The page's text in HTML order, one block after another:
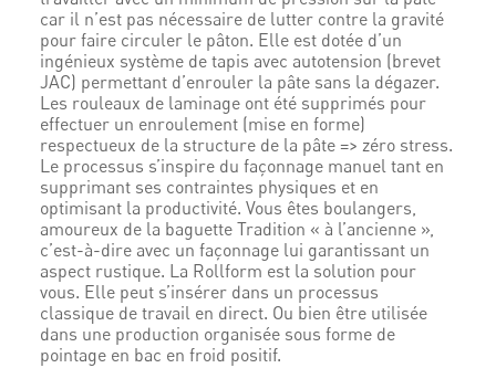
car il n’est pas nécessaire de lutter contre la gravité
pour faire circuler le pâton. Elle est dotée d’un
ingénieux système de tapis avec autotension (brevet
JAC) permettant d’enrouler la pâte sans la dégazer.
Les rouleaux de laminage ont été supprimés pour
effectuer un enroulement (mise en forme)
respectueux de la structure de la pâte => zéro stress.
Le processus s’inspire du façonnage manuel tant en
supprimant ses contraintes physiques et en
optimisant la productivité. Vous êtes boulangers,
amoureux de la baguette Tradition « à l’ancienne »,
c’est-à-dire avec un façonnage lui garantissant un
aspect rustique. La Rollform est la solution pour
vous. Elle peut s’insérer dans un processus
classique de travail en direct. Ou bien être utilisée
dans une production organisée sous forme de
pointage en bac en froid positif.